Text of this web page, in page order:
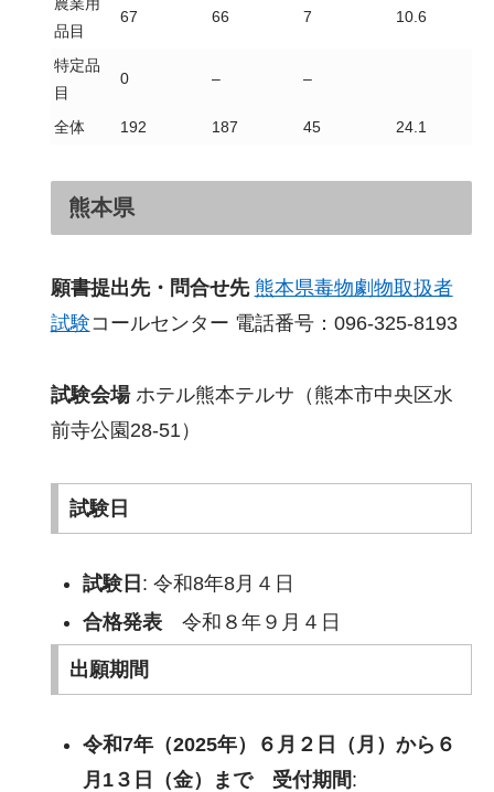
全体 192 187 45 24.1
農業用
品目
67 66 7 10.6
特定品
目
0 – –
熊本県
願書提出先・問合せ先 熊本県毒物劇物取扱者
試験コールセンター 電話番号：096-325-8193
試験会場ホテル熊本テルサ（熊本市中央区水
前寺公園28-51）
試験日
試験日 : 令和8年8月４日
合格発表 令和８年９月４日
出願期間
令和7年（2025年）６月２日（月）から６
月1３日（金）まで 受付期間: